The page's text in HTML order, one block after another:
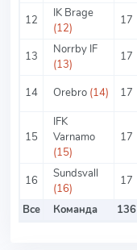
12
IK Brage
(12)
17
13
Norrby IF
(13)
17
14 Orebro (14) 17
15
IFK
Varnamo
(15)
17
16
Sundsvall
(16)
17
Все
Команда 136